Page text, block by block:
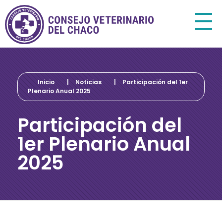
Consejo Veterinario del Chaco
Sede Central Resistencia
Inicio Noticias
Participación del 1er
Plenario Anual 2025
Participación del
1er Plenario Anual
2025